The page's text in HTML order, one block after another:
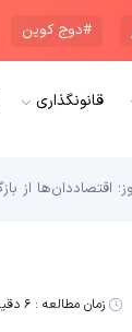
#دوج کوین
قانونگذاری
زمان مطالعه :۶ دقیقه